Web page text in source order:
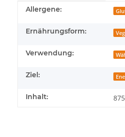
Produkteigenschaft
Wert
Allergene:
Ernährungsform:
Verwendung:
Ziel:
Inhalt: